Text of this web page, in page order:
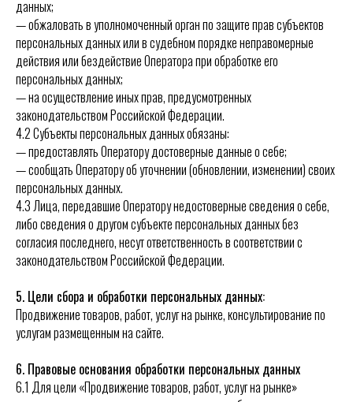
данных;
— обжаловать в уполномоченный орган по защите прав субъектов
персональных данных или в судебном порядке неправомерные
действия или бездействие Оператора при обработке его
персональных данных;
— на осуществление иных прав, предусмотренных
законодательством Российской Федерации.
4.2 Субъекты персональных данных обязаны:
— предоставлять Оператору достоверные данные о себе;
— сообщать Оператору об уточнении (обновлении, изменении) своих
персональных данных.
4.3 Лица, передавшие Оператору недостоверные сведения о себе,
либо сведения о другом субъекте персональных данных без
согласия последнего, несут ответственность в соответствии с
законодательством Российской Федерации.
5. Цели сбора и обработки персональных данных:
Продвижение товаров, работ, услуг на рынке, консультирование по
услугам размещенным на сайте.
6. Правовые основания обработки персональных данных
6.1 Для цели «Продвижение товаров, работ, услуг на рынке»